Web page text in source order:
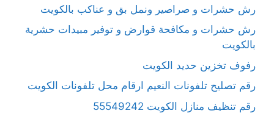
رش حشرات و صراصير ونمل بق و عناكب بالكويت
رش حشرات و مكافحة قوارض و توفير مبيدات حشرية
بالكويت
رفوف تخزين حديد الكويت
رقم تصليح تلفونات النعيم ارقام محل تلفونات الكويت
رقم تنظيف منازل الكويت 55549242